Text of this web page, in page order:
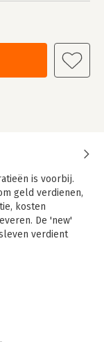
is voorbij.
geld verdienen,
kosten
De 'new'
verdient
naar het
onderling
van